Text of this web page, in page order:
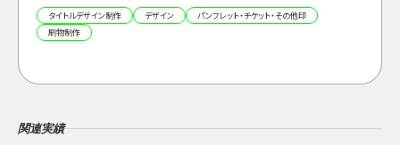
タイトルデザイン制作 デザイン
パンフレット・チケット・その他印
刷物制作
関連実績